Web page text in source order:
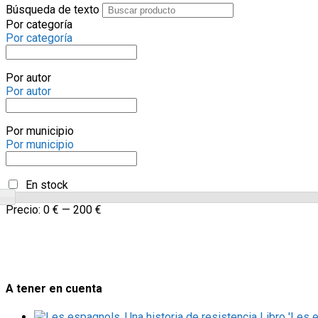
Búsqueda de texto
Por categoría
Por categoría
Por autor
Por autor
Por municipio
Por municipio
En stock
Precio: 0 € — 200 €
A tener en cuenta